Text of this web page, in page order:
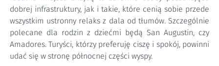
dobrej infrastruktury, jak i takie, które cenią sobie przede
wszystkim ustronny relaks z dala od tłumów. Szczególnie
polecane dla rodzin z dziećmi będą San Augustin, czy
Amadores. Turyści, którzy preferuję ciszę i spokój, powinni
udać się w stronę północnej części wyspy.